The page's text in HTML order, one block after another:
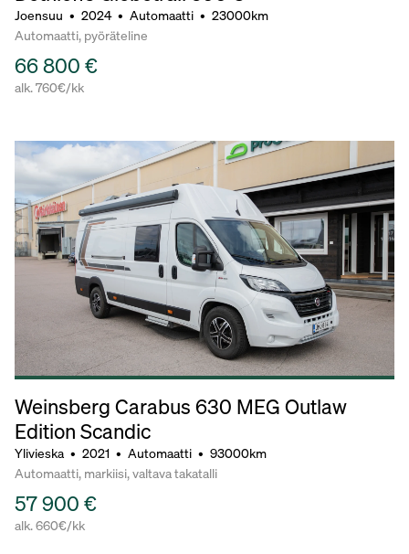
Joensuu • 2024 • Automaatti • 23000km
Automaatti, pyöräteline
66 800 €
alk. 760€/kk
Weinsberg Carabus 630 MEG Outlaw
Edition Scandic
Ylivieska • 2021 • Automaatti • 93000km
Automaatti, markiisi, valtava takatalli
57 900 €
alk. 660€/kk